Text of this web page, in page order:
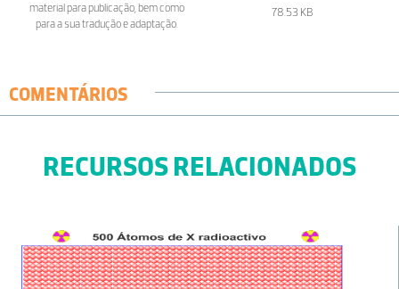
material para publicação, bem como
para a sua tradução e adaptação.
78.53 KB
COMENTÁRIOS
RECURSOS RELACIONADOS